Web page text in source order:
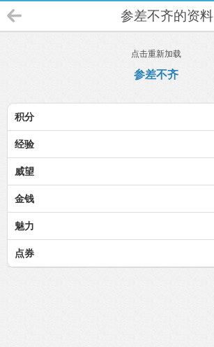
参差不齐的资料
点击重新加载
参差不齐
积分
经验
威望
金钱
魅力
点券